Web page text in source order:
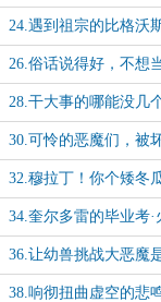
堆宝藏自己体会
24.遇到祖宗的比格沃
到老婆的艾斯卡达尔“
26.俗话说得好，不想
灵守望者不是好祭司
28.干大事的哪能没几
你说是吧，无敌暴龙战
30.可怜的恶魔们，被
维：？）玩弄于鼓掌之
32.穆拉丁！你个矮冬
（惊恐）
34.奎尔多雷的毕业考·
地，猎群生生不息
36.让幼兽挑战大恶魔
但带了T和奶那就另说-
38.响彻扭曲虚空的悲